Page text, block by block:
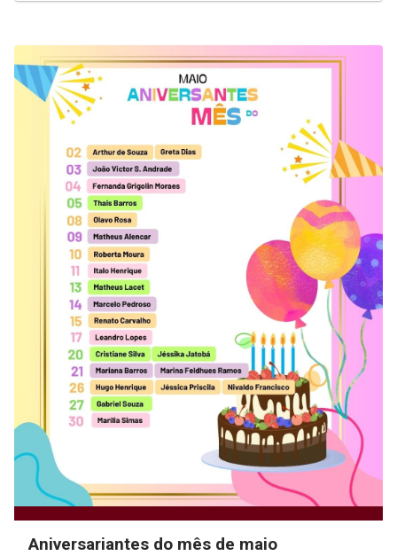
Aniversariantes do mês de maio